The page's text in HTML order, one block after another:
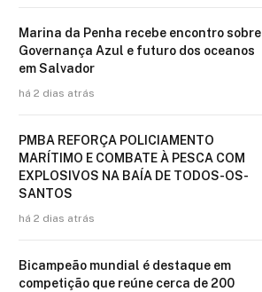
Marina da Penha recebe encontro sobre
Governança Azul e futuro dos oceanos
em Salvador
há 2 dias atrás
PMBA REFORÇA POLICIAMENTO
MARÍTIMO E COMBATE À PESCA COM
EXPLOSIVOS NA BAÍA DE TODOS-OS-
SANTOS
há 2 dias atrás
Bicampeão mundial é destaque em
competição que reúne cerca de 200